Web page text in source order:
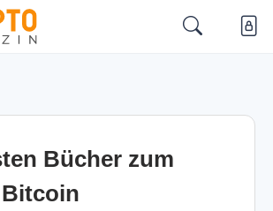
Bücher zum